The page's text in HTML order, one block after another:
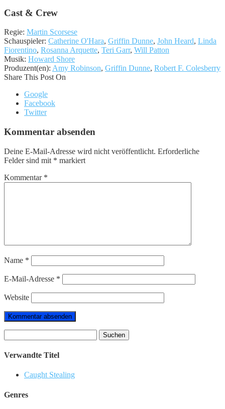
Cast & Crew
Regie: Martin Scorsese
Schauspieler: Catherine O'Hara, Griffin Dunne, John Heard, Linda
Fiorentino, Rosanna Arquette, Teri Garr, Will Patton
Musik: Howard Shore
Produzent(en): Amy Robinson, Griffin Dunne, Robert F. Colesberry
Share This Post On
Google
Facebook
Twitter
Kommentar absenden
Deine E-Mail-Adresse wird nicht veröffentlicht. Erforderliche
Felder sind mit * markiert
Kommentar *
Name *
E-Mail-Adresse *
Website
nach:
Verwandte Titel
Caught Stealing
Genres